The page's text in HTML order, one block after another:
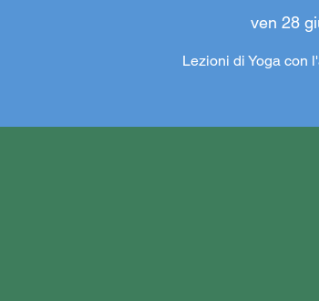
ven 28
Lezioni di Yoga con